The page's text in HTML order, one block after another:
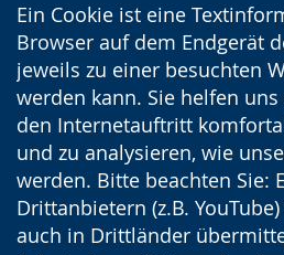
Ein Cookie ist eine
Browser auf dem Endgerät
jeweils zu einer besuchten
werden kann. Sie helfen
den Internetauftritt
und zu analysieren, wie
werden. Bitte beachten Sie:
Drittanbietern (z.B.
auch in Drittländer